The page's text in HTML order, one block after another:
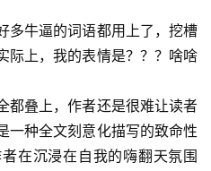
多牛逼的词语都用上了，挖槽
际上，我的表情是？？？啥啥
都叠上，作者还是很难让读者
一种全文刻意化描写的致命性
在沉浸在自我的嗨翻天氛围